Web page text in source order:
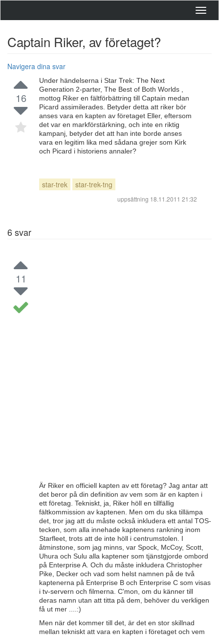
Captain Riker, av företaget?
Navigera dina svar
16
Under händelserna i Star Trek: The Next
Generation 2-parter, The Best of Both Worlds ,
mottog Riker en fältförbättring till Captain medan
Picard assimilerades. Betyder detta att riker bör
anses vara en kapten av företaget Eller, eftersom
det var en markförstärkning, och inte en riktig
kampanj, betyder det att han inte borde anses
vara en legitim lika med sådana grejer som Kirk
och Picard i historiens annaler?
star-trek star-trek-tng
uppsättning 18.11.2011 21:32
6svar
11
Är Riker en officiell kapten av ett företag? Jag antar att
det beror på din definition av vem som är en kapten i
ett företag. Tekniskt, ja, Riker höll en tillfällig
fältkommission av kaptenen. Men om du ska tillämpa
det, tror jag att du måste också inkludera ett antal TOS-
tecken, som alla innehade kaptenens rankning inom
Starfleet, trots att de inte höll i centrumstolen. I
åtminstone, som jag minns, var Spock, McCoy, Scott,
Uhura och Sulu alla kaptener som tjänstgjorde ombord
på Enterprise A. Och du måste inkludera Christopher
Pike, Decker och vad som helst namnen på de två
kaptenerna på Enterprise B och Enterprise C som visas
i tv-servern och filmerna. C'mon, om du känner till
deras namn utan att titta på dem, behöver du verkligen
få ut mer ....:)
Men när det kommer till det, är det en stor skillnad
mellan tekniskt att vara en kapten i företaget och vem